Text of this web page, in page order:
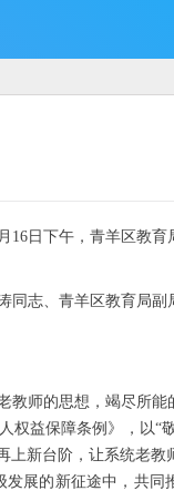
16日下午，青羊区教育
同志、青羊区教育局副
教师的思想，竭尽所能
益保障条例》，以“
新台阶，让系统老教
展的新征途中，共同